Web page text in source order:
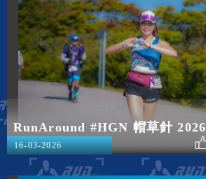
RunAround #HGN 帽草針 2026
16-03-2026